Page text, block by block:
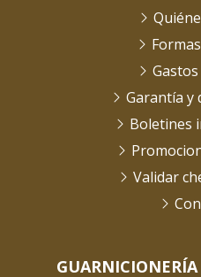
Garantía y
Boletines
Validar